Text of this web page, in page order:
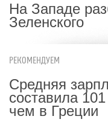
На Западе
Зеленского
РЕКОМЕНДУЕМ
Средняя
составила
чем в Греции